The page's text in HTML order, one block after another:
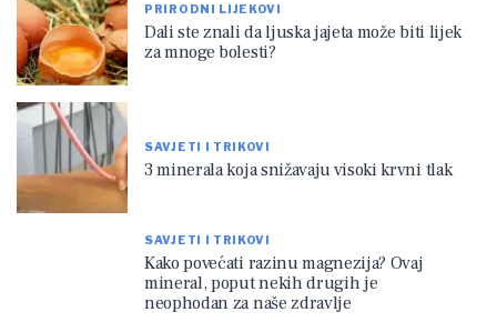
PRIRODNI LIJEKOVI
Dali ste znali da ljuska jajeta može biti lijek
za mnoge bolesti?
SAVJETI I TRIKOVI
3 minerala koja snižavaju visoki krvni tlak
SAVJETI I TRIKOVI
Kako povećati razinu magnezija? Ovaj
mineral, poput nekih drugih je
neophodan za naše zdravlje